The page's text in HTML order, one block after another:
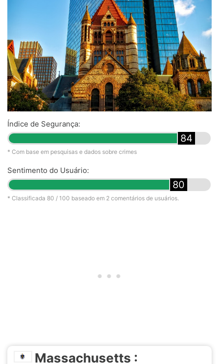
Índice de Segurança:
84
* Com base em pesquisas e dados sobre crimes
Sentimento do Usuário:
80
* Classificada 80 / 100 baseado em 2 comentários de usuários.
Massachusetts :